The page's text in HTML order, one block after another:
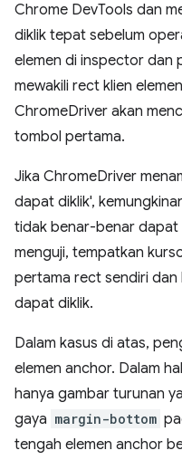
Chrome DevTools dan
diklik tepat sebelum
elemen di inspector dan
mewakili rect klien
ChromeDriver akan
tombol pertama.
Jika ChromeDriver
dapat diklik',
tidak benar-benar dapat
menguji, tempatkan
pertama rect sendiri
dapat diklik.
Dalam kasus di atas,
elemen anchor. Dalam
hanya gambar turunan
gaya margin-bottom
tengah elemen anchor